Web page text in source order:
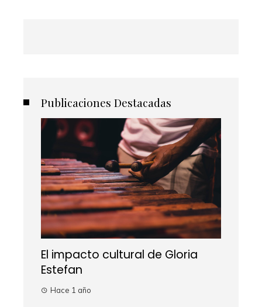
Publicaciones Destacadas
El impacto cultural de Gloria
Estefan
Hace 1 año